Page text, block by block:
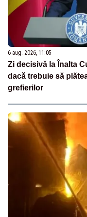
6 aug. 2026, 11:05
Zi decisivă la Înalta
dacă trebuie să
grefierilor